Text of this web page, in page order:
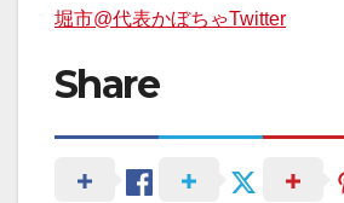
堀市@代表かぼちゃTwitter
Share